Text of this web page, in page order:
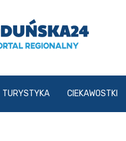
TURYSTYKA CIEKAWOSTKI